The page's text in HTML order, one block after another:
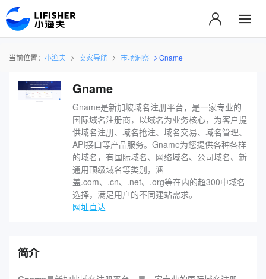
当前位置： 小渔夫 卖家导航 市场洞察 Gname
Gname
Gname是新加坡域名注册平台，是一家专业的
国际域名注册商，以域名为业务核心，为客户提
供域名注册、域名抢注、域名交易、域名管理、
API接口等产品服务。Gname为您提供各种各样
的域名，有国际域名、网络域名、公司域名、新
通用顶级域名等类别，涵
盖.com、.cn、.net、.org等在内的超300中域名
选择，满足用户的不同建站需求。
网址直达
简介